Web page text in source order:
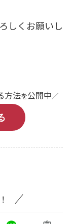
しくお願いし
方法を公開中／